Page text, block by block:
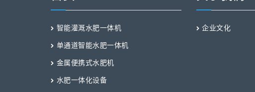
智能灌溉水肥一体机
单通道智能水肥一体机
金属便携式水肥机
水肥一体化设备
企业文化